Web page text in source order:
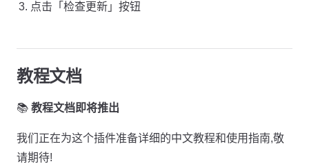
点击「检查更新」按钮
教程文档
📚 教程文档即将推出
我们正在为这个插件准备详细的中文教程和使用指南,敬
请期待!